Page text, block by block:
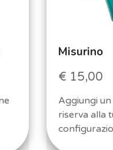
Misurino
€ 15,00
Aggiungi
riserva alla